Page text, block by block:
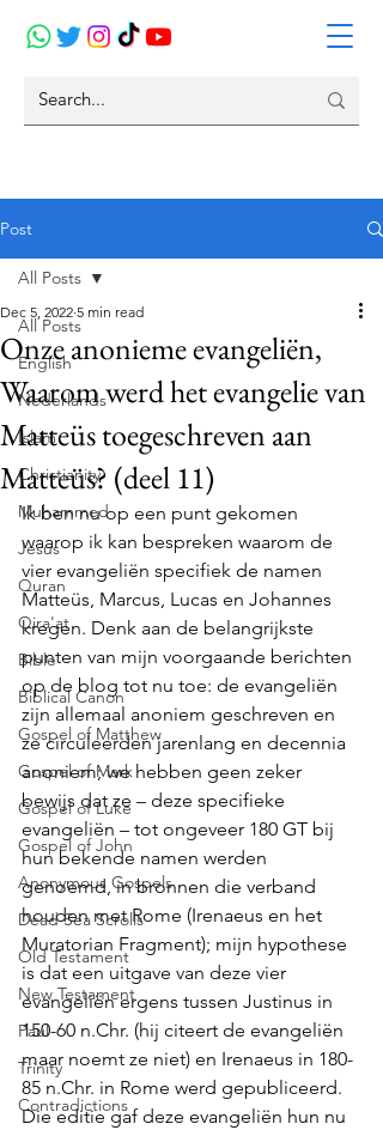
Post
All Posts
English
Nederlands
Islam
Christianity
Muhammed
Jesus
Quran
Qira'at
Bible
Biblical Canon
Gospel of Matthew
Gospel of Mark
Gospel of Luke
Gospel of John
Anonymous Gospels
Dead Sea Scrolls
Old Testament
New Testament
Paul
Trinity
Contradictions
All Posts
Onze anonieme evangeliën,
Waarom werd het evangelie van
Matteüs toegeschreven aan
Matteüs? (deel 11)
Dec 5, 2022 5 min read
Ik ben nu op een punt gekomen
waarop ik kan bespreken waarom de
vier evangeliën specifiek de namen
Matteüs, Marcus, Lucas en Johannes
kregen. Denk aan de belangrijkste
punten van mijn voorgaande berichten
op de blog tot nu toe: de evangeliën
zijn allemaal anoniem geschreven en
ze circuleerden jarenlang en decennia
anoniem; we hebben geen zeker
bewijs dat ze – deze specifieke
evangeliën – tot ongeveer 180 GT bij
hun bekende namen werden
genoemd, in bronnen die verband
houden met Rome (Irenaeus en het
Muratorian Fragment); mijn hypothese
is dat een uitgave van deze vier
evangeliën ergens tussen Justinus in
150-60 n.Chr. (hij citeert de evangeliën
maar noemt ze niet) en Irenaeus in 180-
85 n.Chr. in Rome werd gepubliceerd.
Die editie gaf deze evangeliën hun nu